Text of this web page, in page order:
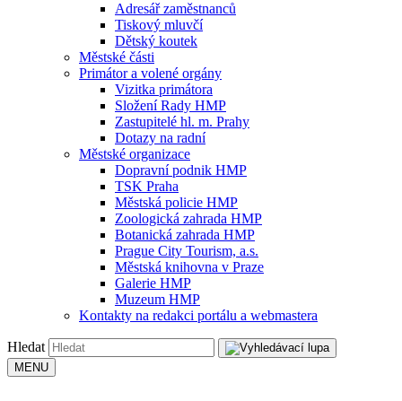
Adresář zaměstnanců
Tiskový mluvčí
Dětský koutek
Městské části
Primátor a volené orgány
Vizitka primátora
Složení Rady HMP
Zastupitelé hl. m. Prahy
Dotazy na radní
Městské organizace
Dopravní podnik HMP
TSK Praha
Městská policie HMP
Zoologická zahrada HMP
Botanická zahrada HMP
Prague City Tourism, a.s.
Městská knihovna v Praze
Galerie HMP
Muzeum HMP
Kontakty na redakci portálu a webmastera
Hledat
MENU